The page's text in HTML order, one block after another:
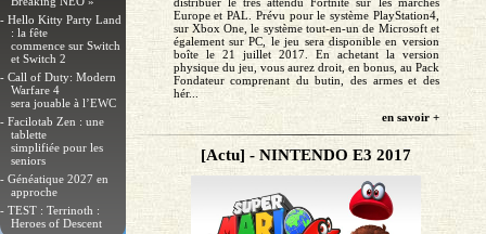
- Hello Kitty Party Land
: la fête
commence sur Switch
et Switch 2
- Call of Duty: Modern
Warfare 4
sera jouable à l’EWC
- Facilotab Zen : une
tablette
simplifiée pour les
seniors
- Généatique 2027 en
approche
- TEST : Terrinoth :
Heroes of Descent
Europe et PAL. Prévu pour le système PlayStation4,
sur Xbox One, le système tout-en-un de Microsoft et
également sur PC, le jeu sera disponible en version
boîte le 21 juillet 2017. En achetant la version
physique du jeu, vous aurez droit, en bonus, au Pack
Fondateur comprenant du butin, des armes et des
hér...
en savoir +
[Actu] - NINTENDO E3 2017